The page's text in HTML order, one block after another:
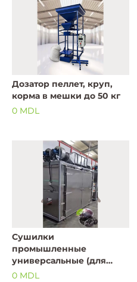
Дозатор пеллет, круп,
корма в мешки до 50 кг
0 MDL
Сушилки
промышленные
универсальные (для
фруктов/ овощей, ягод,
0 MDL